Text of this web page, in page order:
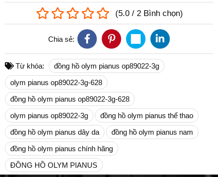
(5.0 / 2 Bình chọn)
Chia sẻ:
Từ khóa:
đồng hồ olym pianus op89022-3g
olym pianus op89022-3g-628
đồng hồ olym pianus op89022-3g-628
olym pianus op89022-3g
đồng hồ olym pianus thể thao
đồng hồ olym pianus dây da
đồng hồ olym pianus nam
đồng hồ olym pianus chính hãng
ĐỒNG HỒ OLYM PIANUS